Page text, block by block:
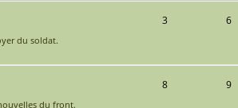
du soldat.
3 6
du front.
8 9